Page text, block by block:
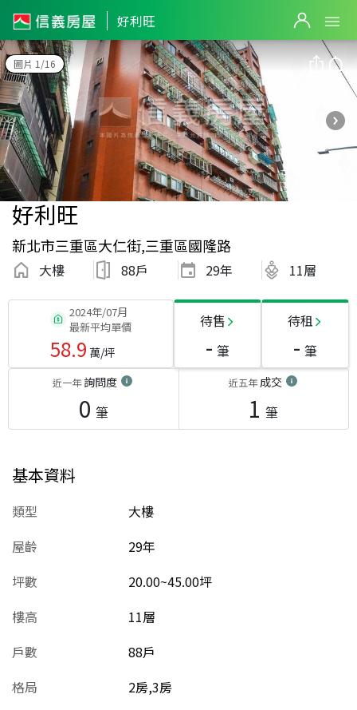
好利旺
圖片 1/16
好利旺
新北市三重區大仁街,三重區國隆路
大樓 88戶 29年 11層
2024年/07月
最新平均單價
58.9 萬/坪
待售
- 筆
待租
- 筆
近一年詢問度
0 筆
近五年成交
1 筆
基本資料
類型
大樓
屋齡
29年
坪數
20.00~45.00坪
樓高
11層
戶數
88戶
格局
2房,3房